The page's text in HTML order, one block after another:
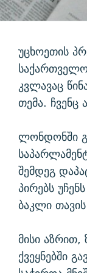
უცხოეთის
კვლავაც
თემა. ჩვენც
ლონდონში
შემდეგ
პირებს
ბაკლი
მისი აზრით,
ქვეყნებში